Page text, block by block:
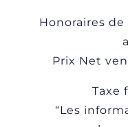
Honoraires de
Prix Net
Taxe
“Les